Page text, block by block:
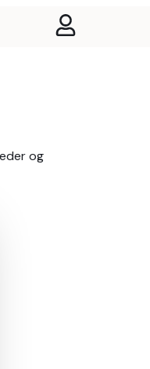
og